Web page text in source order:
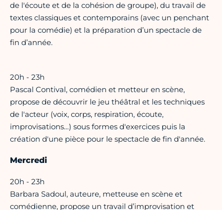
de l'écoute et de la cohésion de groupe), du travail de
textes classiques et contemporains (avec un penchant
pour la comédie) et la préparation d’un spectacle de
fin d’année.
20h - 23h
Pascal Contival, comédien et metteur en scène,
propose de découvrir le jeu théâtral et les techniques
de l'acteur (voix, corps, respiration, écoute,
improvisations…) sous formes d'exercices puis la
création d'une pièce pour le spectacle de fin d'année.
Mercredi
20h - 23h
Barbara Sadoul, auteure, metteuse en scène et
comédienne, propose un travail d’improvisation et